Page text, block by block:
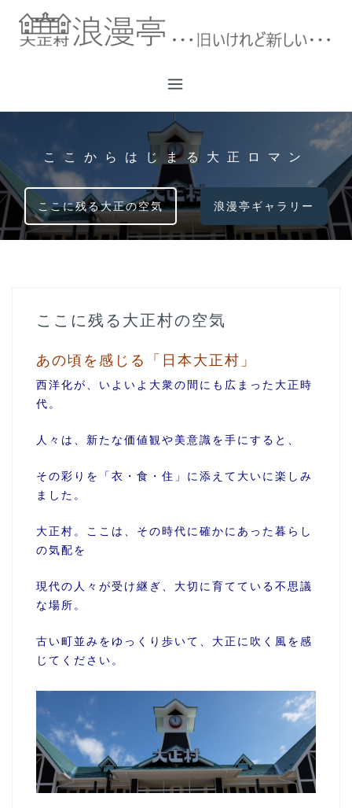
ッ
プ
ここからはじまる大正ロマン
ここに残る大正の空気 浪漫亭ギャラリー
ここに残る大正村の空気
あの頃を感じる「日本大正村」
西洋化が、いよいよ大衆の間にも広まった大正時
代。
人々は、新たな価値観や美意識を手にすると、
その彩りを「衣・食・住」に添えて大いに楽しみ
ました。
大正村。ここは、その時代に確かにあった暮らし
の気配を
現代の人々が受け継ぎ、大切に育てている不思議
な場所。
古い町並みをゆっくり歩いて、大正に吹く風を感
じてください。